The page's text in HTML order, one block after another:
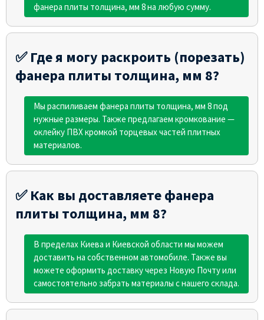
фанера плиты толщина, мм 8 на любую сумму.
✅ Где я могу раскроить (порезать)
фанера плиты толщина, мм 8?
Мы распиливаем фанера плиты толщина, мм 8 под
нужные размеры. Также предлагаем кромкование —
оклейку ПВХ кромкой торцевых частей плитных
материалов.
✅ Как вы доставляете фанера
плиты толщина, мм 8?
В пределах Киева и Киевской области мы можем
доставить на собственном автомобиле. Также вы
можете оформить доставку через Новую Почту или
самостоятельно забрать материалы с нашего склада.